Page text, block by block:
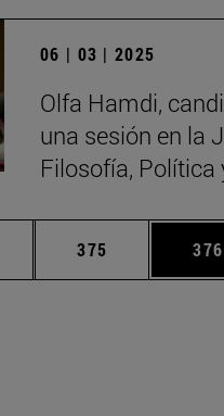
06 | 03 | 2025
Olfa Hamdi,
una sesión en la
Filosofía, Política
Páginas intermedias Use
Página
375 376